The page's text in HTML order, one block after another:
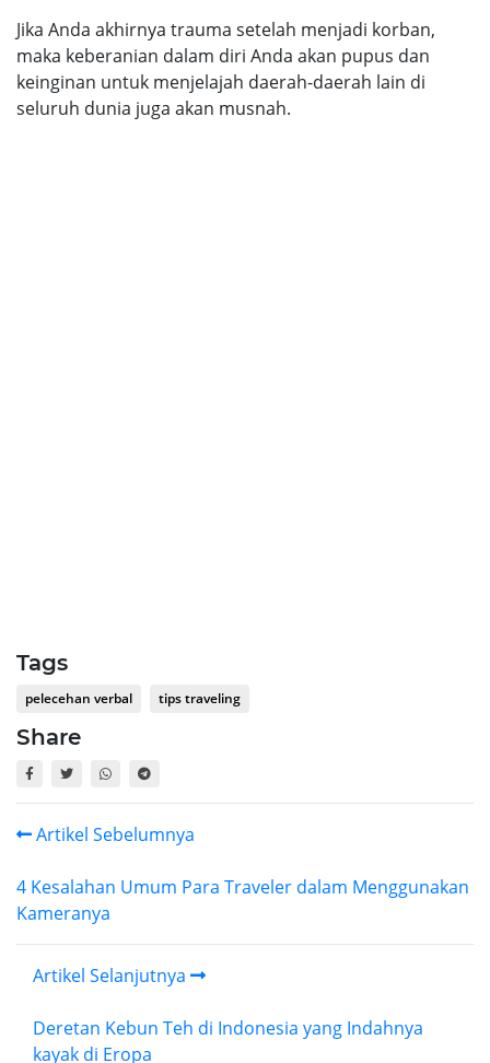
Jika Anda akhirnya trauma setelah menjadi korban,
maka keberanian dalam diri Anda akan pupus dan
keinginan untuk menjelajah daerah-daerah lain di
seluruh dunia juga akan musnah.
Tags
pelecehan verbal tips traveling
Share
Artikel Sebelumnya
4 Kesalahan Umum Para Traveler dalam Menggunakan
Kameranya
Artikel Selanjutnya
Deretan Kebun Teh di Indonesia yang Indahnya
kayak di Eropa